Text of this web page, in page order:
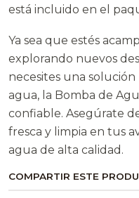
está incluido en el
Ya sea que estés
explorando nuevos
necesites una
agua, la Bomba de
confiable. Asegúrate
fresca y limpia en tus
agua de alta calidad.
COMPARTIR ESTE